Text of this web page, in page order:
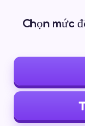
Chọn mức